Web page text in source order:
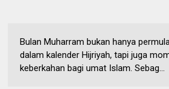
Bulan Muharram bukan hanya
dalam kalender Hijriyah, tapi juga
keberkahan bagi umat Islam. Sebag...